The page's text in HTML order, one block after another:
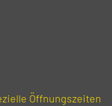
Öffnungszeiten